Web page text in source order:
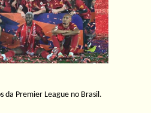
da Premier League no Brasil.